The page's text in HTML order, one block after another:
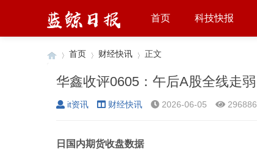
首页 科技快报
›
首页
›
财经快讯
›
正文
it资讯 财经快讯 2026-06-05 296886
日国内期货收盘数据